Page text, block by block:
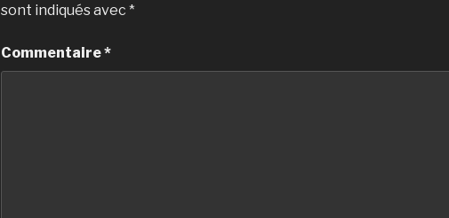
sont indiqués avec *
Commentaire*